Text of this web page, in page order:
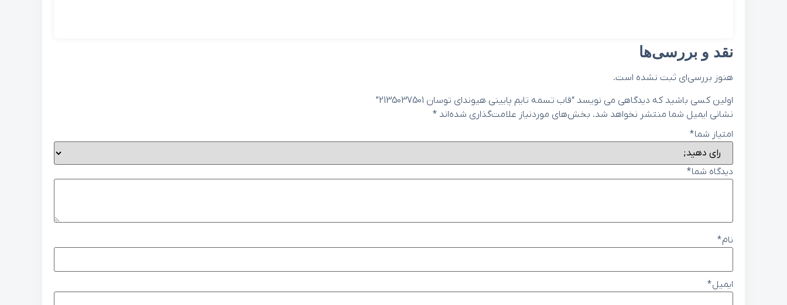
نقد و بررسی‌ها
هنوز بررسی‌ای ثبت نشده است.
اولین کسی باشید که دیدگاهی می نویسد “قاب تسمه تایم پایینی هیوندای توسان 2135037501”
نشانی ایمیل شما منتشر نخواهد شد. بخش‌های موردنیاز علامت‌گذاری شده‌اند *
امتیاز شما*
دیدگاه شما*
نام*
ایمیل*